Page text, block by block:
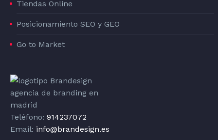
Tiendas Online
Posicionamiento SEO y GEO
Go to Market
Teléfono: 914237072
Email: info@brandesign.es